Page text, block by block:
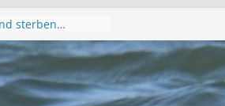
sterben…
2026 – diesmal
2025!